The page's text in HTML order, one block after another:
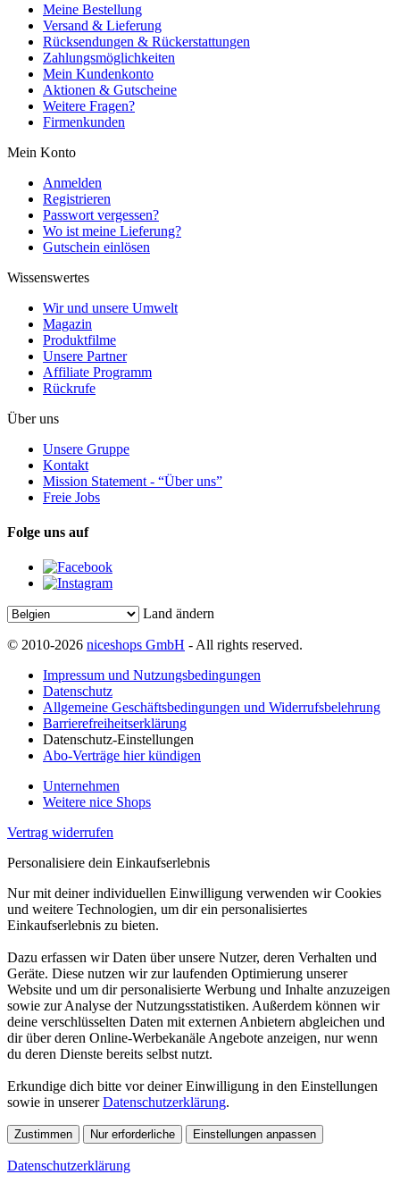
Meine Bestellung
Versand & Lieferung
Rücksendungen & Rückerstattungen
Zahlungsmöglichkeiten
Mein Kundenkonto
Aktionen & Gutscheine
Weitere Fragen?
Firmenkunden
Mein Konto
Anmelden
Registrieren
Passwort vergessen?
Wo ist meine Lieferung?
Gutschein einlösen
Wissenswertes
Wir und unsere Umwelt
Magazin
Produktfilme
Unsere Partner
Affiliate Programm
Rückrufe
Über uns
Unsere Gruppe
Kontakt
Mission Statement - “Über uns”
Freie Jobs
Folge uns auf
Land ändern
© 2010-2026 niceshops GmbH - All rights reserved.
Impressum und Nutzungsbedingungen
Datenschutz
Allgemeine Geschäftsbedingungen und Widerrufsbelehrung
Barrierefreiheitserklärung
Datenschutz-Einstellungen
Abo-Verträge hier kündigen
Unternehmen
Weitere nice Shops
Vertrag widerrufen
Personalisiere dein Einkaufserlebnis
Nur mit deiner individuellen Einwilligung verwenden wir Cookies
und weitere Technologien, um dir ein personalisiertes
Einkaufserlebnis zu bieten.
Dazu erfassen wir Daten über unsere Nutzer, deren Verhalten und
Geräte. Diese nutzen wir zur laufenden Optimierung unserer
Website und um dir personalisierte Werbung und Inhalte anzuzeigen
sowie zur Analyse der Nutzungsstatistiken. Außerdem können wir
deine verschlüsselten Daten mit externen Anbietern abgleichen und
dir über deren Online-Werbekanäle Angebote anzeigen, nur wenn
du deren Dienste bereits selbst nutzt.
Erkundige dich bitte vor deiner Einwilligung in den Einstellungen
sowie in unsererDatenschutzerklärung.
Zustimmen Nur erforderliche Einstellungen anpassen
Datenschutzerklärung